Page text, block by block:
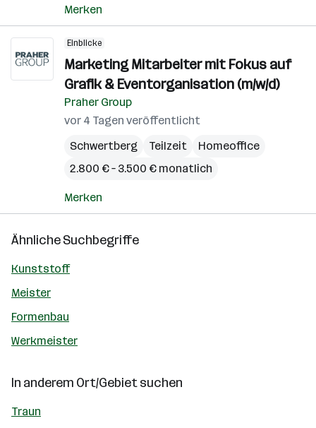
Merken
Einblicke
Marketing Mitarbeiter mit Fokus auf
Grafik & Eventorganisation (m/w/d)
Praher Group
vor 4 Tagen veröffentlicht
Schwertberg
Teilzeit
Homeoffice
2.800 € – 3.500 € monatlich
Merken
Ähnliche Suchbegriffe
Kunststoff
Meister
Formenbau
Werkmeister
In anderem Ort/Gebiet suchen
Traun